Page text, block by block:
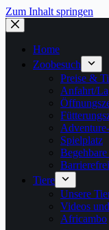
Zum Inhalt springen
Home
Zoobesuch
Preise &
Anfahrt/
Spielplatz
Barrierefrei
Tiere
Unsere
Videos
Africambo